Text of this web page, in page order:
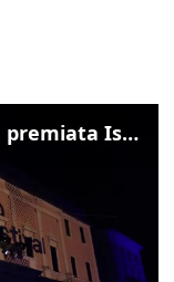
Al via il Locarno Film Festival, premiata Isabella Rossellini con l'Excellence Award